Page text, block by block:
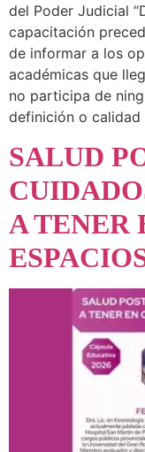
del Poder Judicial
capacitación
de informar a los
académicas que
no participa de
definición o
SALUD
A TENER